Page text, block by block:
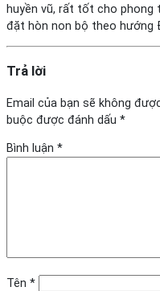
huyền vũ, rất tốt cho phong
đặt hòn non bộ theo hướng
Trả lời
Email của bạn sẽ không
buộc được đánh dấu *
Bình luận *
Tên *